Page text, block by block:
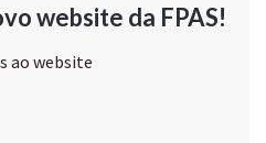
website da FPAS!
ao website